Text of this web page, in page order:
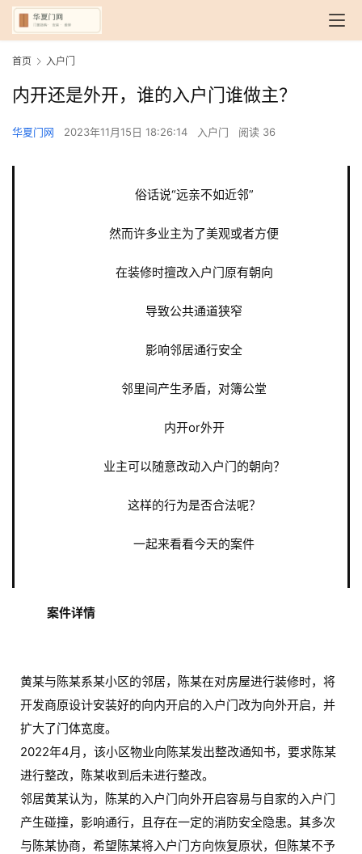
首页 入户门
内开还是外开，谁的入户门谁做主？
华夏门网 2023年11月15日 18:26:14 入户门 阅读 36
俗话说“远亲不如近邻”
然而许多业主为了美观或者方便
在装修时擅改入户门原有朝向
导致公共通道狭窄
影响邻居通行安全
邻里间产生矛盾，对簿公堂
内开or外开
业主可以随意改动入户门的朝向？
这样的行为是否合法呢？
一起来看看今天的案件
案件详情
黄某与陈某系某小区的邻居，陈某在对房屋进行装修时，将
开发商原设计安装好的向内开启的入户门改为向外开启，并
扩大了门体宽度。
2022年4月，该小区物业向陈某发出整改通知书，要求陈某
进行整改，陈某收到后未进行整改。
邻居黄某认为，陈某的入户门向外开启容易与自家的入户门
产生碰撞，影响通行，且存在一定的消防安全隐患。其多次
与陈某协商，希望陈某将入户门方向恢复原状，但陈某不予